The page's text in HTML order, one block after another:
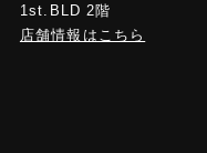
1st.BLD 2階
店舗情報はこちら